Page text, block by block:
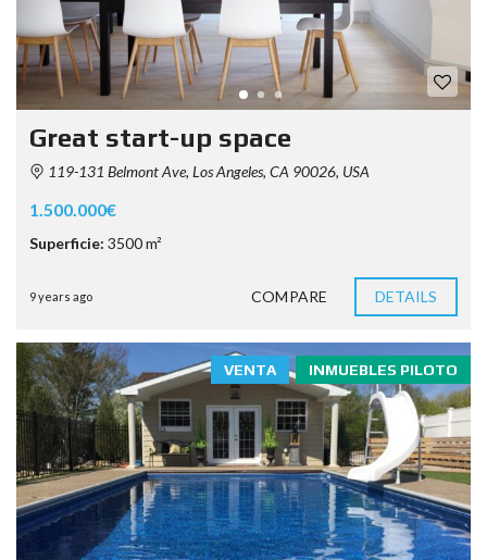
Great start-up space
119-131 Belmont Ave, Los Angeles, CA 90026, USA
1.500.000€
Superficie: 3500 m²
9 years ago COMPARE DETAILS
INMUEBLES PILOTO
VENTA